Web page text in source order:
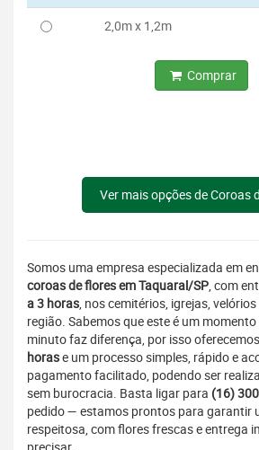
2,0m x 1,2m
Comprar
Ver mais opções de Coroas
Somos uma empresa especializada em
coroas de flores em Taquaral/SP, com
a 3 horas, nos cemitérios, igrejas,
região. Sabemos que este é um
minuto faz diferença, por isso oferecemos
horase um processo simples, rápido e
pagamento facilitado, podendo ser
sem burocracia. Basta ligar para (16)
pedido — estamos prontos para garantir
respeitosa, com flores frescas e entrega